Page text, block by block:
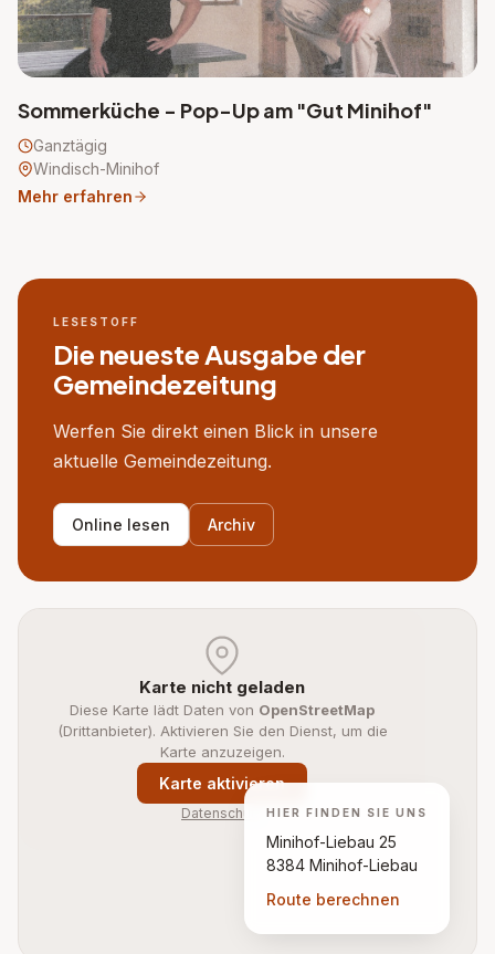
Sommerküche - Pop-Up am "Gut Minihof"
Ganztägig
Windisch-Minihof
Mehr erfahren
LESESTOFF
Die neueste Ausgabe der
Gemeindezeitung
Werfen Sie direkt einen Blick in unsere
aktuelle Gemeindezeitung.
Online lesen Archiv
HIER FINDEN SIE UNS
Minihof-Liebau 25
8384 Minihof-Liebau
Route berechnen
Karte nicht geladen
Diese Karte lädt Daten von OpenStreetMap
(Drittanbieter). Aktivieren Sie den Dienst, um die
Karte anzuzeigen.
Karte aktivieren
Datenschutz